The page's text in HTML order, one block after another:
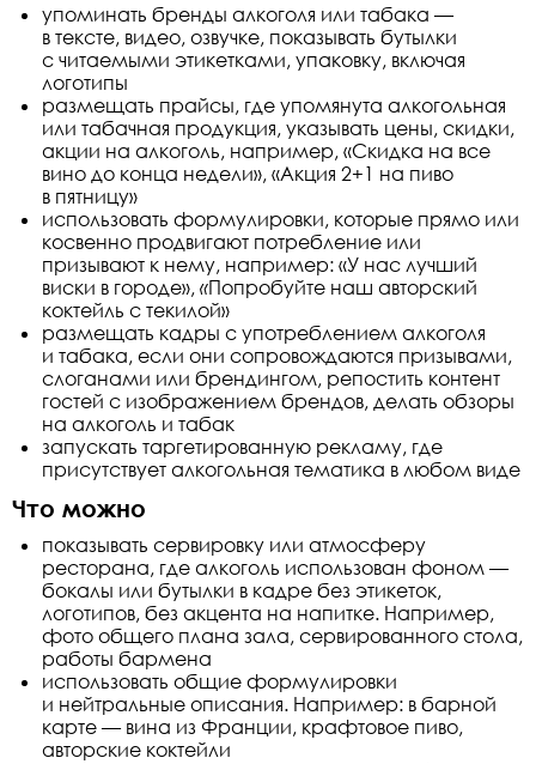
упоминать бренды алкоголя или табака —
в тексте, видео, озвучке, показывать бутылки
с читаемыми этикетками, упаковку, включая
логотипы
размещать прайсы, где упомянута алкогольная
или табачная продукция, указывать цены, скидки,
акции на алкоголь, например, «Скидка на все
вино до конца недели», «Акция 2+1 на пиво
в пятницу»
использовать формулировки, которые прямо или
косвенно продвигают потребление или
призывают к нему, например: «У нас лучший
виски в городе», «Попробуйте наш авторский
коктейль с текилой»
размещать кадры с употреблением алкоголя
и табака, если они сопровождаются призывами,
слоганами или брендингом, репостить контент
гостей с изображением брендов, делать обзоры
на алкоголь и табак
запускать таргетированную рекламу, где
присутствует алкогольная тематика в любом виде
Что можно
показывать сервировку или атмосферу
ресторана, где алкоголь использован фоном —
бокалы или бутылки в кадре без этикеток,
логотипов, без акцента на напитке. Например,
фото общего плана зала, сервированного стола,
работы бармена
использовать общие формулировки
и нейтральные описания. Например: в барной
карте — вина из Франции, крафтовое пиво,
авторские коктейли